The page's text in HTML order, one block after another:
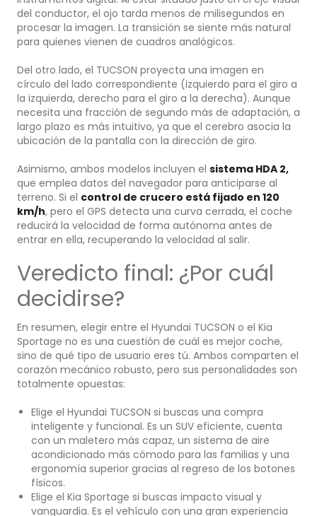
del conductor, el ojo tarda menos de milisegundos en
procesar la imagen. La transición se siente más natural
para quienes vienen de cuadros analógicos.
Del otro lado, el TUCSON proyecta una imagen en
círculo del lado correspondiente (izquierdo para el giro a
la izquierda, derecho para el giro a la derecha). Aunque
necesita una fracción de segundo más de adaptación, a
largo plazo es más intuitivo, ya que el cerebro asocia la
ubicación de la pantalla con la dirección de giro.
Asimismo, ambos modelos incluyen el sistema HDA 2,
que emplea datos del navegador para anticiparse al
terreno. Si el control de crucero está fijado en 120
km/h, pero el GPS detecta una curva cerrada, el coche
reducirá la velocidad de forma autónoma antes de
entrar en ella, recuperando la velocidad al salir.
Veredicto final: ¿Por cuál
decidirse?
En resumen, elegir entre el Hyundai TUCSON o el Kia
Sportage no es una cuestión de cuál es mejor coche,
sino de qué tipo de usuario eres tú. Ambos comparten el
corazón mecánico robusto, pero sus personalidades son
totalmente opuestas:
Elige el Hyundai TUCSON si buscas una compra
inteligente y funcional. Es un SUV eficiente, cuenta
con un maletero más capaz, un sistema de aire
acondicionado más cómodo para las familias y una
ergonomía superior gracias al regreso de los botones
físicos.
Elige el Kia Sportage si buscas impacto visual y
vanguardia. Es el vehículo con una gran experiencia